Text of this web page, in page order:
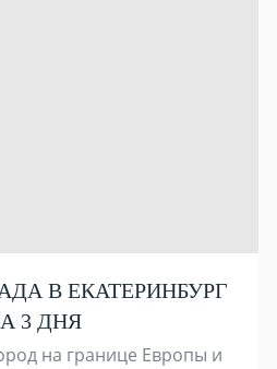
В ЕКАТЕРИНБУРГ
3 ДНЯ
на границе Европы и